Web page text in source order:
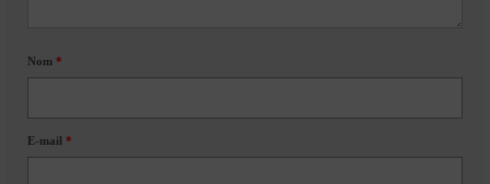
Nom *
E-mail *